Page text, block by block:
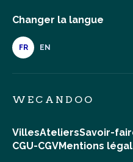
Changer la langue
FR EN
WECANDOO
VillesAteliersSavoir-
CGU-CGVMentions